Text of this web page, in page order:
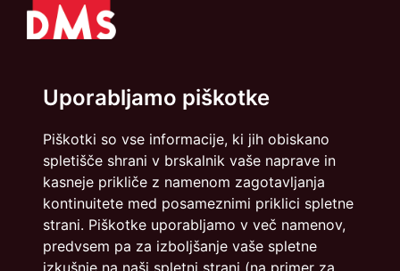
Uporabljamo piškotke
Piškotki so vse informacije, ki jih obiskano
spletišče shrani v brskalnik vaše naprave in
kasneje prikliče z namenom zagotavljanja
kontinuitete med posameznimi priklici spletne
strani. Piškotke uporabljamo v več namenov,
predvsem pa za izboljšanje vaše spletne
izkušnje na naši spletni strani (na primer za
Politika zasebnosti Piškotki
info@dmslo.si
Društvo za marketing Slovenije - DMS | Dimičeva ulica 13 |
1000 Ljubljana